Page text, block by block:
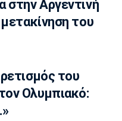
εκδήλωσης
θερμοκρασίες
στην Αργεντινή
του
του
Ολυμπιακό: